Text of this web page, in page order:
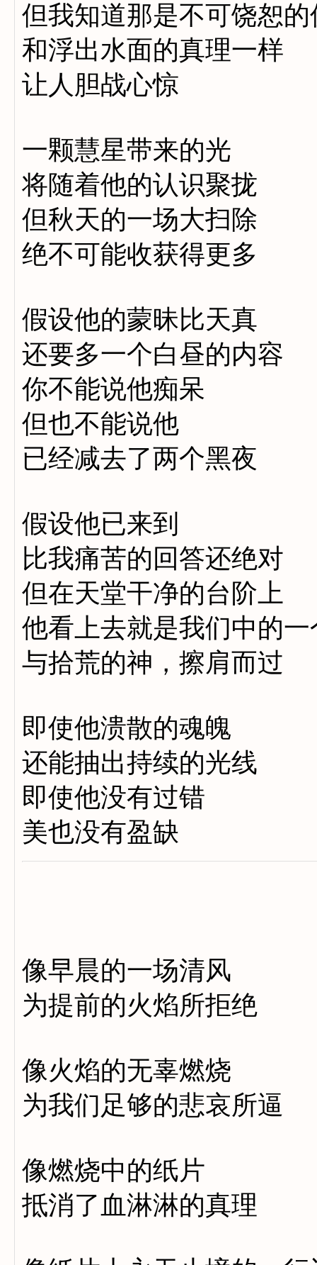
但我知道那是不可饶恕的
和浮出水面的真理一样
让人胆战心惊
一颗慧星带来的光
将随着他的认识聚拢
但秋天的一场大扫除
绝不可能收获得更多
假设他的蒙昧比天真
还要多一个白昼的内容
你不能说他痴呆
但也不能说他
已经减去了两个黑夜
假设他已来到
比我痛苦的回答还绝对
但在天堂干净的台阶上
他看上去就是我们中的一
与拾荒的神，擦肩而过
即使他溃散的魂魄
还能抽出持续的光线
即使他没有过错
美也没有盈缺
像早晨的一场清风
为提前的火焰所拒绝
像火焰的无辜燃烧
为我们足够的悲哀所逼
像燃烧中的纸片
抵消了血淋淋的真理